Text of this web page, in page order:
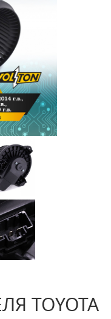
TOYOTA